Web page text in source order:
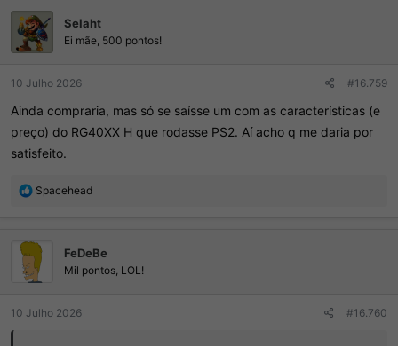
ç
õ
e
s
Selaht
Ei mãe, 500 pontos!
10 Julho 2026 #16.759
Ainda compraria, mas só se saísse um com as características (e
preço) do RG40XX H que rodasse PS2. Aí acho q me daria por
satisfeito.
R
e
s
Spacehead
FeDeBe
Mil pontos, LOL!
10 Julho 2026 #16.760